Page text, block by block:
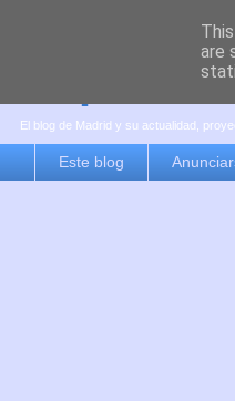
es por
El blog de Madrid y su actualidad,
Este blog
are